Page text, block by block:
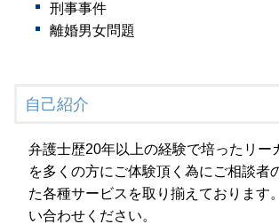
刑事事件
離婚男女問題
自己紹介
弁護士歴20年以上の経験で培ったリー
を多くの方にご体験頂く為にご相談者
た各種サービスを取り揃えております
い合わせください。